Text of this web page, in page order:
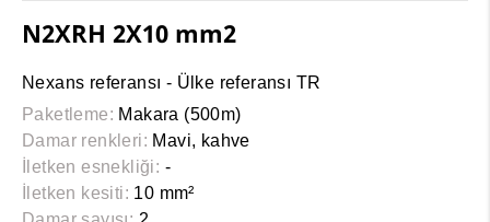
N2XRH 2X10 mm2
Nexans referansı - Ülke referansı TR
Paketleme: Makara (500m)
Damar renkleri: Mavi, kahve
İletken esnekliği: -
İletken kesiti: 10 mm²